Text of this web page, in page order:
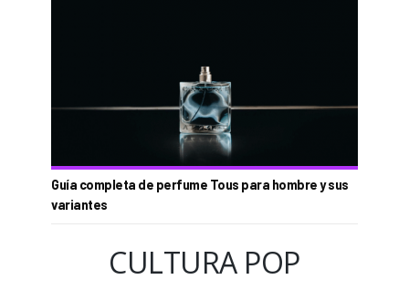
Guía completa de perfume Tous para hombre y sus
variantes
CULTURA POP